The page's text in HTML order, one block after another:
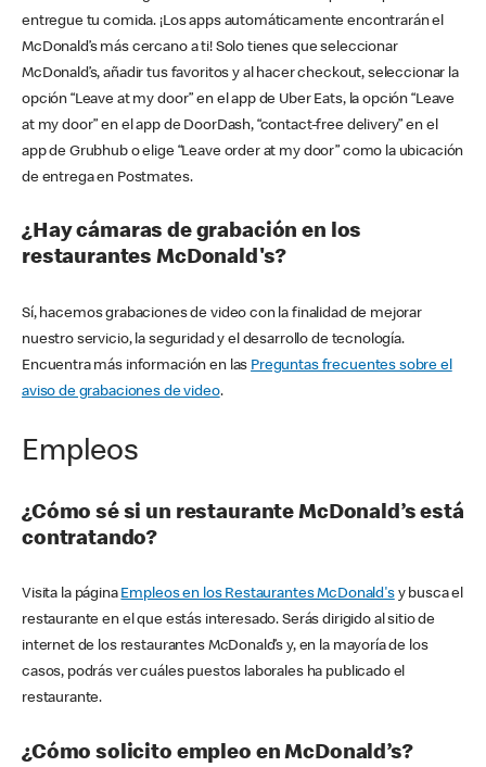
entregue tu comida. ¡Los apps automáticamente encontrarán el
McDonald’s más cercano a ti! Solo tienes que seleccionar
McDonald’s, añadir tus favoritos y al hacer checkout, seleccionar la
opción “Leave at my door” en el app de Uber Eats, la opción “Leave
at my door” en el app de DoorDash, “contact-free delivery” en el
app de Grubhub o elige “Leave order at my door” como la ubicación
de entrega en Postmates.
¿Hay cámaras de grabación en los
restaurantes McDonald's?
Sí, hacemos grabaciones de video con la finalidad de mejorar
nuestro servicio, la seguridad y el desarrollo de tecnología.
Encuentra más información en las Preguntas frecuentes sobre el
aviso de grabaciones de video.
Empleos
¿Cómo sé si un restaurante McDonald’s está
contratando?
Visita la página Empleos en los Restaurantes McDonald'sy busca el
restaurante en el que estás interesado. Serás dirigido al sitio de
internet de los restaurantes McDonald’s y, en la mayoría de los
casos, podrás ver cuáles puestos laborales ha publicado el
restaurante.
¿Cómo solicito empleo en McDonald’s?